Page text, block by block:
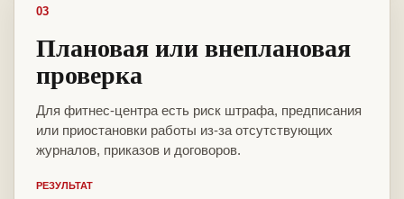
03
Плановая или внеплановая
проверка
Для фитнес-центра есть риск штрафа, предписания
или приостановки работы из-за отсутствующих
журналов, приказов и договоров.
РЕЗУЛЬТАТ